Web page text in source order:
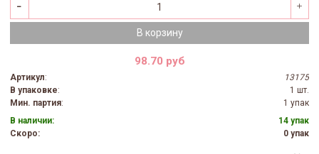
В корзину
98.70 руб
Артикул:
13175
В упаковке:
1 шт.
Мин. партия:
1 упак
В наличии:
14 упак
Скоро:
0 упак